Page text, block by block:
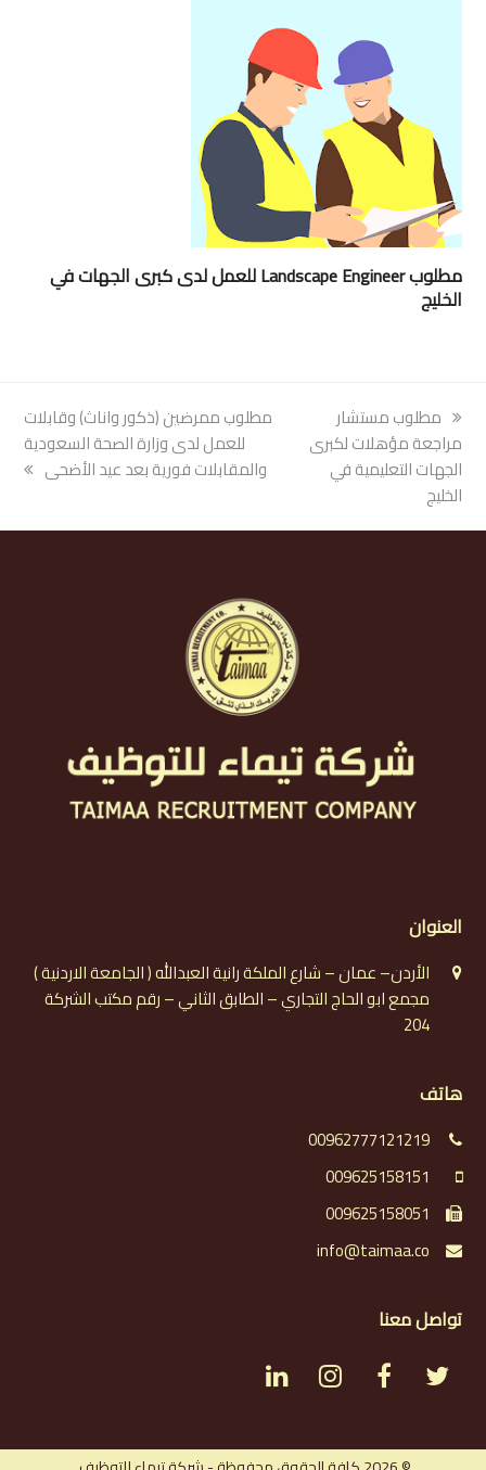
مطلوب Landscape Engineer للعمل لدى كبرى الجهات في
الخليج
previous
post:
مطلوب مستشار
مراجعة مؤهلات لكبرى
الجهات التعليمية في
الخليج
next
post:
مطلوب ممرضين (ذكور واناث) وقابلات
للعمل لدى وزارة الصحة السعودية
والمقابلات فورية بعد عيد الأضحى
العنوان
الأردن– عمان – شارع الملكة رانية العبدالله ( الجامعة الاردنية )
مجمع ابو الحاج التجاري – الطابق الثاني – رقم مكتب الشركة
204
هاتف
00962777121219
009625158151
009625158051
info@taimaa.co
تواصل معنا
I
L